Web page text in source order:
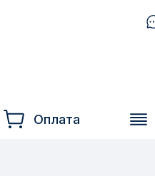
Оплата